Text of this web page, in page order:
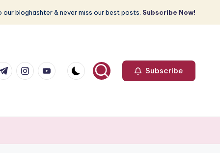
bloghashter & never miss our best posts. Subscribe Now!
instagram.com
youtube.com Subscribe